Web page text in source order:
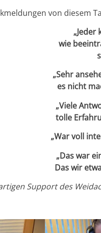
von diesem
„Jeder
wie
„Sehr
es nicht
„Viele
tolle
„War voll
„Das war
Das wir
Support des